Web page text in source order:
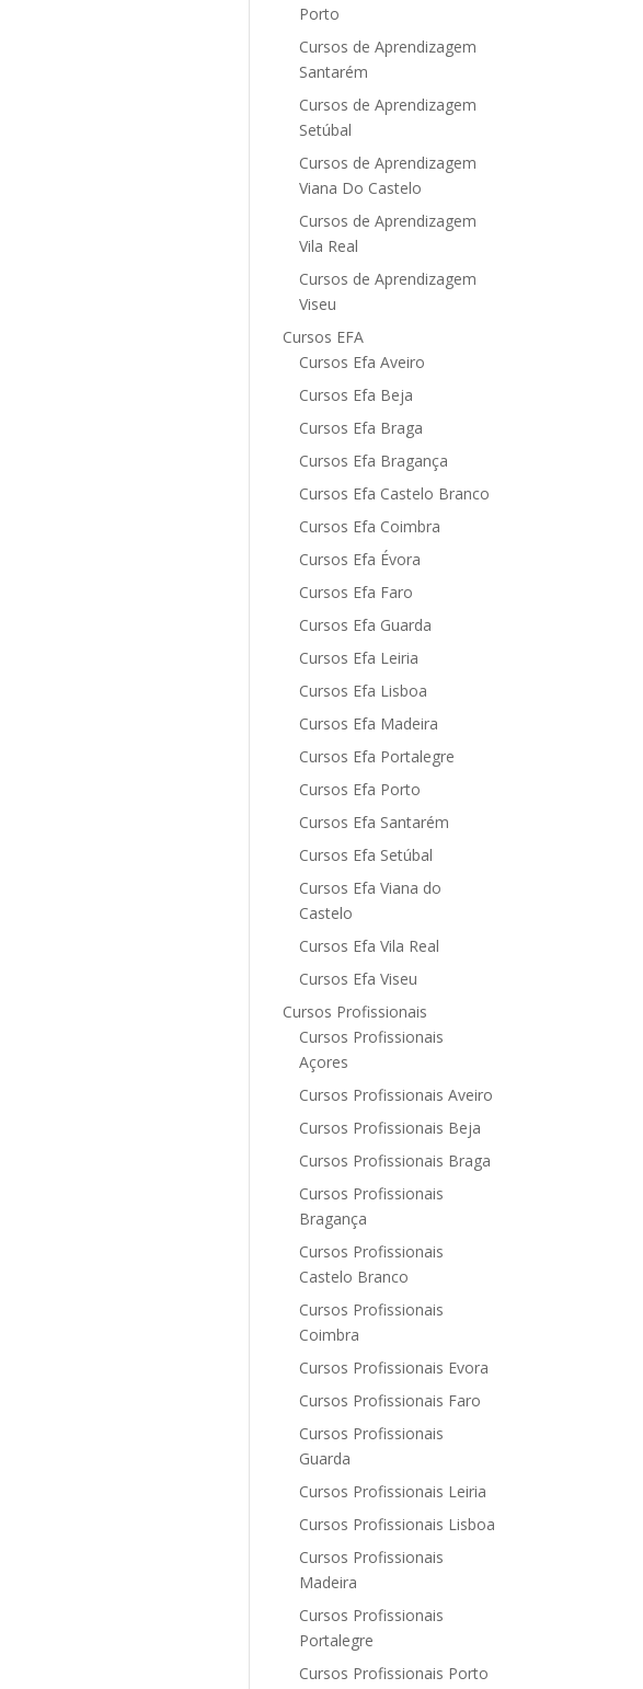
Porto
Cursos de Aprendizagem
Santarém
Cursos de Aprendizagem
Setúbal
Cursos de Aprendizagem
Viana Do Castelo
Cursos de Aprendizagem
Vila Real
Cursos de Aprendizagem
Viseu
Cursos EFA
Cursos Efa Aveiro
Cursos Efa Beja
Cursos Efa Braga
Cursos Efa Bragança
Cursos Efa Castelo Branco
Cursos Efa Coimbra
Cursos Efa Évora
Cursos Efa Faro
Cursos Efa Guarda
Cursos Efa Leiria
Cursos Efa Lisboa
Cursos Efa Madeira
Cursos Efa Portalegre
Cursos Efa Porto
Cursos Efa Santarém
Cursos Efa Setúbal
Cursos Efa Viana do
Castelo
Cursos Efa Vila Real
Cursos Efa Viseu
Cursos Profissionais
Cursos Profissionais
Açores
Cursos Profissionais Aveiro
Cursos Profissionais Beja
Cursos Profissionais Braga
Cursos Profissionais
Bragança
Cursos Profissionais
Castelo Branco
Cursos Profissionais
Coimbra
Cursos Profissionais Evora
Cursos Profissionais Faro
Cursos Profissionais
Guarda
Cursos Profissionais Leiria
Cursos Profissionais Lisboa
Cursos Profissionais
Madeira
Cursos Profissionais
Portalegre
Cursos Profissionais Porto